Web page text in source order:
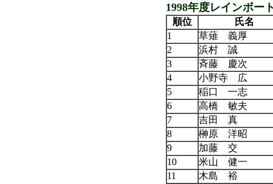
1998年度レインボー
順位
氏名
1
草薙 義厚
2
浜村 誠
3
斉藤 慶次
4
小野寺 広
5
稲口 一志
6
高橋 敏夫
7
吉田 真
8
榊原 洋昭
9
加藤 交
10
米山 健一
11
木島 裕